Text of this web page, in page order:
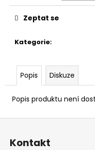
cena:
Kategorie:
Zeptat se
Popis Diskuze
Popis produktu není
PERLETI
245
Z
Kontakt